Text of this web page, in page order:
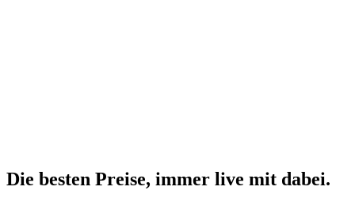
Die besten Preise, immer live mit dabei.